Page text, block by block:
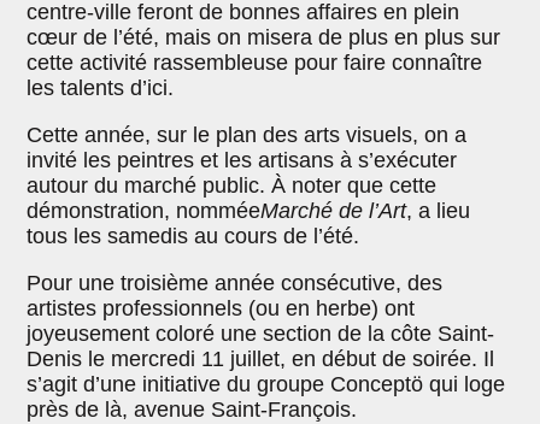
centre-ville feront de bonnes affaires en plein
cœur de l’été, mais on misera de plus en plus sur
cette activité rassembleuse pour faire connaître
les talents d’ici.
Cette année, sur le plan des arts visuels, on a
invité les peintres et les artisans à s’exécuter
autour du marché public. À noter que cette
démonstration, nomméeMarché de l’Art, a lieu
tous les samedis au cours de l’été.
Pour une troisième année consécutive, des
artistes professionnels (ou en herbe) ont
joyeusement coloré une section de la côte Saint-
Denis le mercredi 11 juillet, en début de soirée. Il
s’agit d’une initiative du groupe Conceptö qui loge
près de là, avenue Saint-François.